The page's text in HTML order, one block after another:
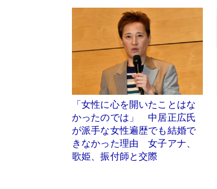
「女性に心を開いたことはな
かったのでは」 中居正広氏
が派手な女性遍歴でも結婚で
きなかった理由 女子アナ、
歌姫、振付師と交際